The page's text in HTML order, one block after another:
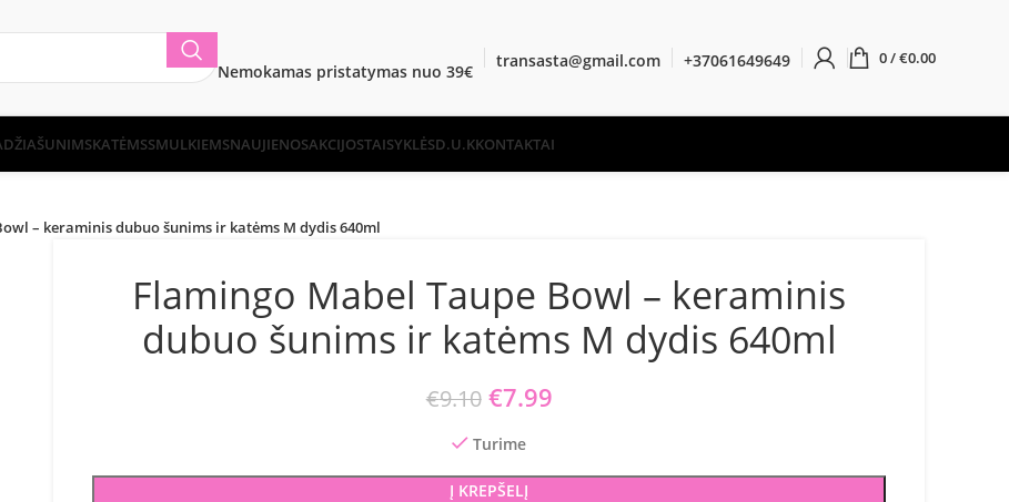
Nemokamas pristatymas nuo 39€
transasta@gmail.com +37061649649 0/€0.00
ŠUNIMSKATĖMSSMULKIEMSNAUJIENOSAKCIJOSTAISYKLĖSD.U.KKONTAKTAI
– keraminis dubuo šunims ir katėms M dydis 640ml
Flamingo Mabel Taupe Bowl – keraminis
dubuo šunims ir katėms M dydis 640ml
€9.10 Original price was: €9.10.
€7.99
Turime
Į KREPŠELĮ